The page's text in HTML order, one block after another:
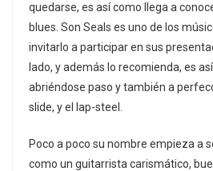
quedarse, es así como llega a
blues. Son Seals es uno de los
invitarlo a participar en sus
lado, y además lo recomienda, es
abriéndose paso y también a
slide, y el lap-steel.
Poco a poco su nombre empieza a
como un guitarrista carismático,